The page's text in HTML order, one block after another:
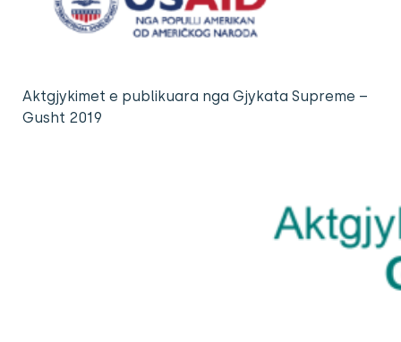
Aktgjykimet e publikuara nga Gjykata Supreme –
Gusht 2019